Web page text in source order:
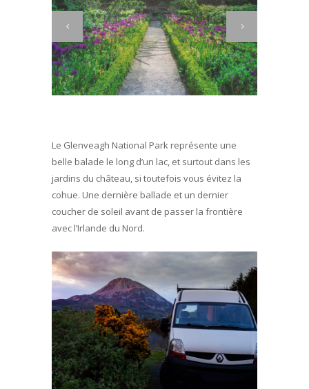
Le Glenveagh National Park représente une
belle balade le long d’un lac, et surtout dans les
jardins du château, si toutefois vous évitez la
cohue. Une dernière ballade et un dernier
coucher de soleil avant de passer la frontière
avec l’Irlande du Nord.